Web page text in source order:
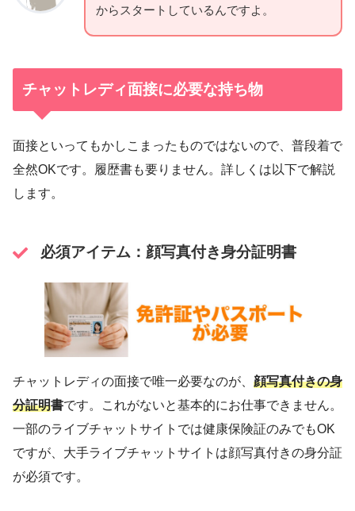
からスタートしているんですよ。
チャットレディ面接に必要な持ち物
面接といってもかしこまったものではないので、普段着で
全然OKです。履歴書も要りません。詳しくは以下で解説
します。
必須アイテム：顔写真付き身分証明書
チャットレディの面接で唯一必要なのが、 顔写真付きの身
分証明書です。これがないと基本的にお仕事できません。
一部のライブチャットサイトでは健康保険証のみでもOK
ですが、大手ライブチャットサイトは顔写真付きの身分証
が必須です。